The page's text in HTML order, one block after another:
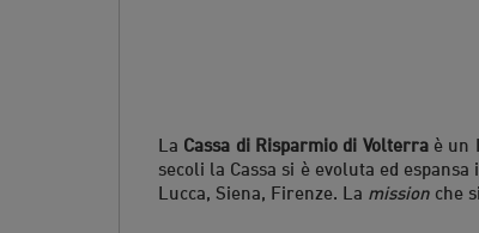
La Cassa di Risparmio di Volterraè un
secoli la Cassa si è evoluta ed
Lucca, Siena, Firenze. La mission che